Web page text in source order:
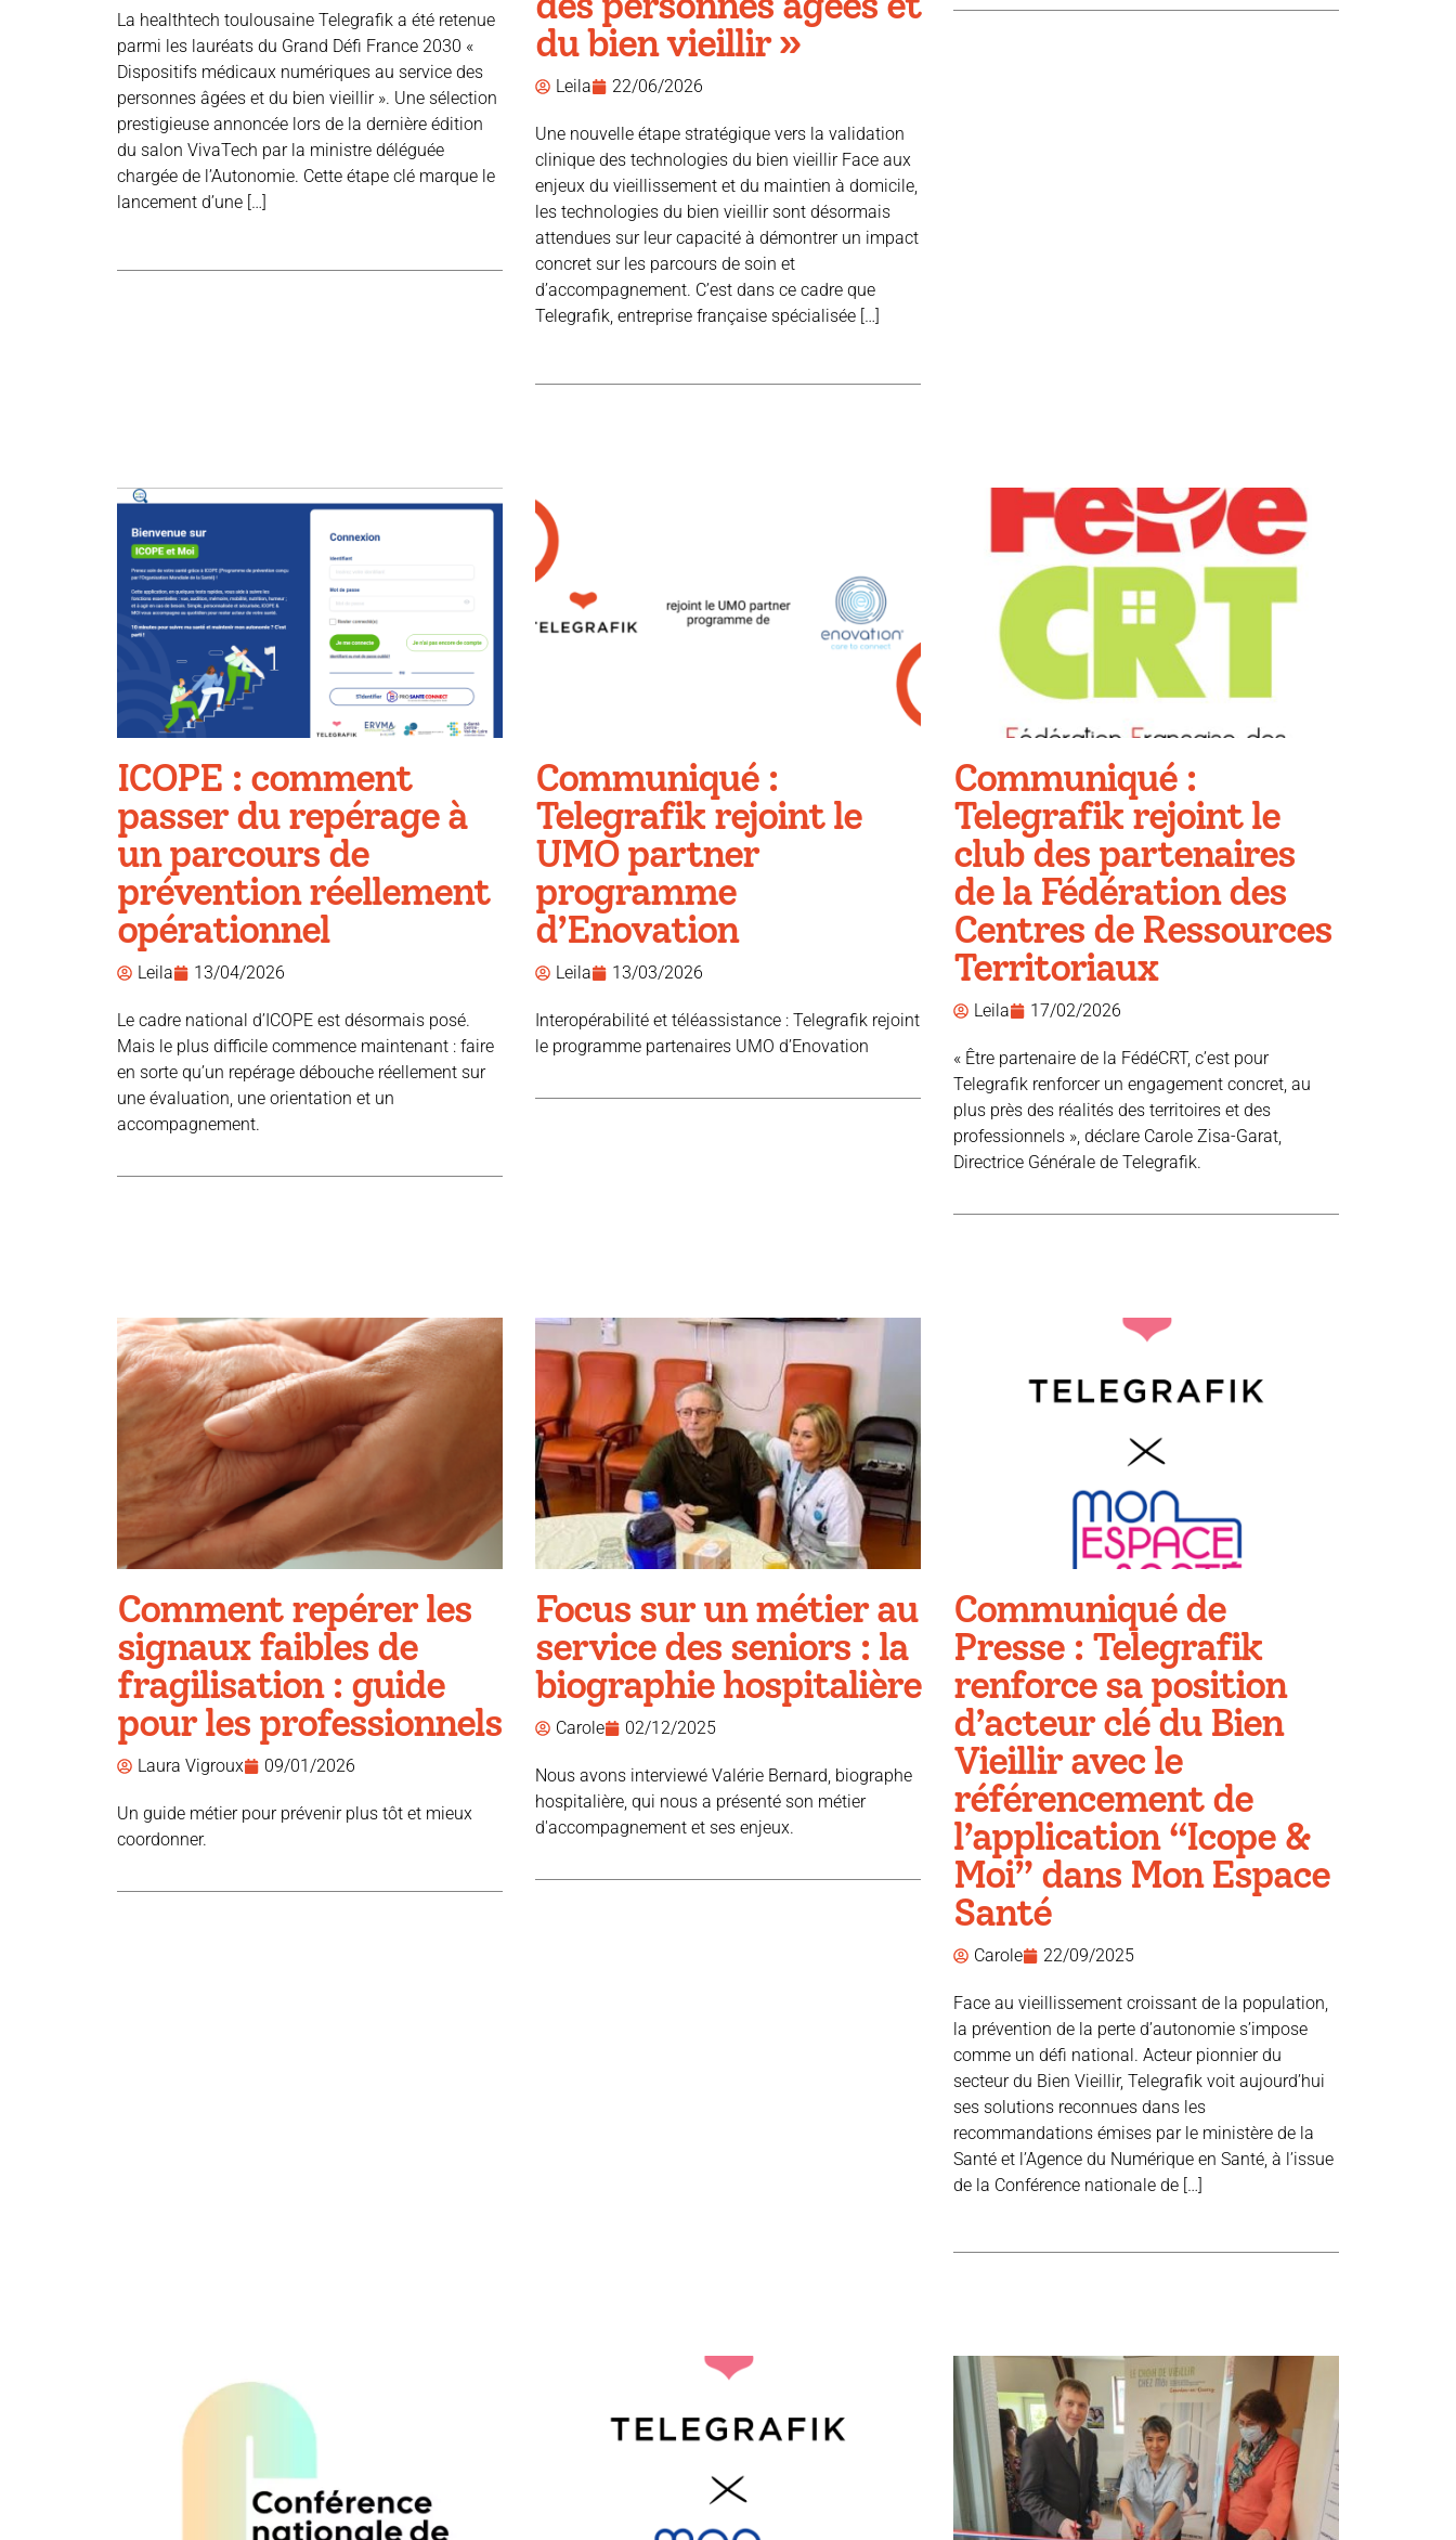
La healthtech toulousaine Telegrafik a été retenue
parmi les lauréats du Grand Défi France 2030 «
Dispositifs médicaux numériques au service des
personnes âgées et du bien vieillir ». Une sélection
prestigieuse annoncée lors de la dernière édition
du salon VivaTech par la ministre déléguée
chargée de l’Autonomie. Cette étape clé marque le
lancement d’une […]
du bien vieillir »
Leila 22/06/2026
Une nouvelle étape stratégique vers la validation
clinique des technologies du bien vieillir Face aux
enjeux du vieillissement et du maintien à domicile,
les technologies du bien vieillir sont désormais
attendues sur leur capacité à démontrer un impact
concret sur les parcours de soin et
d’accompagnement. C’est dans ce cadre que
Telegrafik, entreprise française spécialisée […]
ICOPE : comment
passer du repérage à
un parcours de
prévention réellement
opérationnel
Leila 13/04/2026
Le cadre national d’ICOPE est désormais posé.
Mais le plus difficile commence maintenant : faire
en sorte qu’un repérage débouche réellement sur
une évaluation, une orientation et un
accompagnement.
Communiqué :
Telegrafik rejoint le
UMO partner
programme
d’Enovation
Leila 13/03/2026
Interopérabilité et téléassistance : Telegrafik rejoint
le programme partenaires UMO d’Enovation
Communiqué :
Telegrafik rejoint le
club des partenaires
de la Fédération des
Centres de Ressources
Territoriaux
Leila 17/02/2026
« Être partenaire de la FédéCRT, c’est pour
Telegrafik renforcer un engagement concret, au
plus près des réalités des territoires et des
professionnels », déclare Carole Zisa-Garat,
Directrice Générale de Telegrafik.
Comment repérer les
signaux faibles de
fragilisation : guide
pour les professionnels
Laura Vigroux 09/01/2026
Un guide métier pour prévenir plus tôt et mieux
coordonner.
Focus sur un métier au
service des seniors : la
biographie hospitalière
Carole 02/12/2025
Nous avons interviewé Valérie Bernard, biographe
hospitalière, qui nous a présenté son métier
d'accompagnement et ses enjeux.
Communiqué de
Presse : Telegrafik
renforce sa position
d’acteur clé du Bien
Vieillir avec le
référencement de
l’application “Icope &
Moi” dans Mon Espace
Santé
Carole 22/09/2025
Face au vieillissement croissant de la population,
la prévention de la perte d’autonomie s’impose
comme un défi national. Acteur pionnier du
secteur du Bien Vieillir, Telegrafik voit aujourd’hui
ses solutions reconnues dans les
recommandations émises par le ministère de la
Santé et l’Agence du Numérique en Santé, à l’issue
de la Conférence nationale de […]